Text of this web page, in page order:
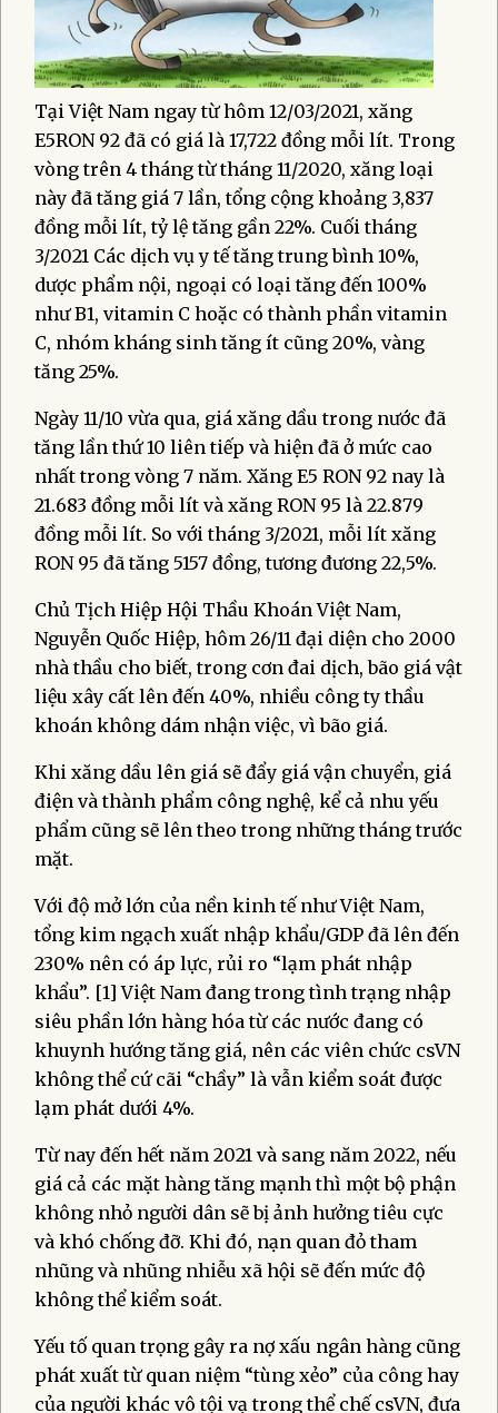
Tại Việt Nam ngay từ hôm 12/03/2021, xăng
E5RON 92 đã có giá là 17,722 đồng mỗi lít. Trong
vòng trên 4 tháng từ tháng 11/2020, xăng loại
này đã tăng giá 7 lần, tổng cộng khoảng 3,837
đồng mỗi lít, tỷ lệ tăng gần 22%. Cuối tháng
3/2021 Các dịch vụ y tế tăng trung bình 10%,
dược phẩm nội, ngoại có loại tăng đến 100%
như B1, vitamin C hoặc có thành phần vitamin
C, nhóm kháng sinh tăng ít cũng 20%, vàng
tăng 25%.
Ngày 11/10 vừa qua, giá xăng dầu trong nước đã
tăng lần thứ 10 liên tiếp và hiện đã ở mức cao
nhất trong vòng 7 năm. Xăng E5 RON 92 nay là
21.683 đồng mỗi lít và xăng RON 95 là 22.879
đồng mỗi lít. So với tháng 3/2021, mỗi lít xăng
RON 95 đã tăng 5157 đồng, tương đương 22,5%.
Chủ Tịch Hiệp Hội Thầu Khoán Việt Nam,
Nguyễn Quốc Hiệp, hôm 26/11 đại diện cho 2000
nhà thầu cho biết, trong cơn đai dịch, bão giá vật
liệu xây cất lên đến 40%, nhiều công ty thầu
khoán không dám nhận việc, vì bão giá.
Khi xăng dầu lên giá sẽ đẩy giá vận chuyển, giá
điện và thành phẩm công nghệ, kể cả nhu yếu
phẩm cũng sẽ lên theo trong những tháng trước
mặt.
Với độ mở lớn của nền kinh tế như Việt Nam,
tổng kim ngạch xuất nhập khẩu/GDP đã lên đến
230% nên có áp lực, rủi ro “lạm phát nhập
khẩu”. [1] Việt Nam đang trong tình trạng nhập
siêu phần lớn hàng hóa từ các nước đang có
khuynh hướng tăng giá, nên các viên chức csVN
không thể cứ cãi “chầy” là vẫn kiểm soát được
lạm phát dưới 4%.
Từ nay đến hết năm 2021 và sang năm 2022, nếu
giá cả các mặt hàng tăng mạnh thì một bộ phận
không nhỏ người dân sẽ bị ảnh hưởng tiêu cực
và khó chống đỡ. Khi đó, nạn quan đỏ tham
nhũng và nhũng nhiễu xã hội sẽ đến mức độ
không thể kiểm soát.
Yếu tố quan trọng gây ra nợ xấu ngân hàng cũng
phát xuất từ quan niệm “tùng xẻo” của công hay
của người khác vô tội vạ trong thể chế csVN, đưa